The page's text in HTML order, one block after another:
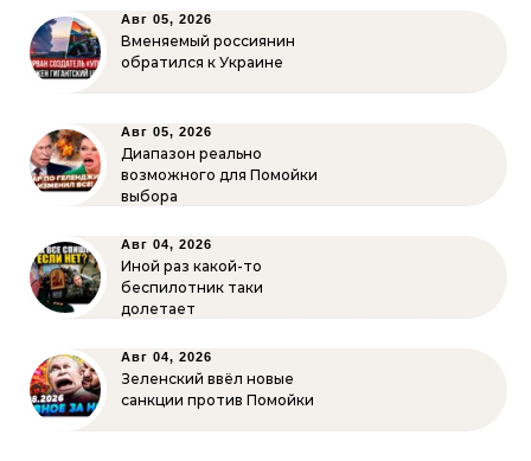
Авг 05, 2026
Вменяемый россиянин
обратился к Украине
Авг 05, 2026
Диапазон реально
возможного для Помойки
выбора
Авг 04, 2026
Иной раз какой-то
беспилотник таки
долетает
Авг 04, 2026
Зеленский ввёл новые
санкции против Помойки